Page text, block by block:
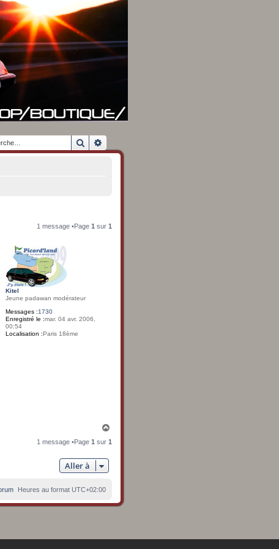
Rechercher
1 message •Page 1 sur 1
Kitel
Jeune padawan modérateur
Messages :1730
Enregistré le :mar. 04 avr. 2006,
00:54
Localisation :Paris 18ème
u
1 message •Page 1 sur 1
Aller à
Heures au format UTC+02:00